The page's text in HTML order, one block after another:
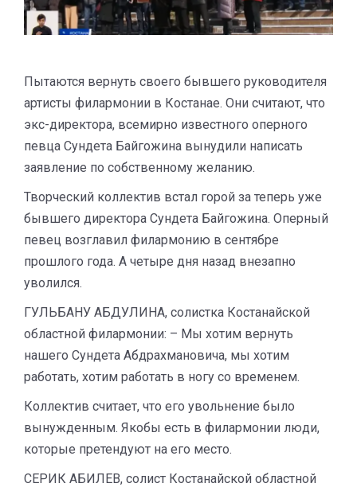
Пытаются вернуть своего бывшего руководителя
артисты филармонии в Костанае. Они считают, что
экс-директора, всемирно известного оперного
певца Сундета Байгожина вынудили написать
заявление по собственному желанию.
Творческий коллектив встал горой за теперь уже
бывшего директора Сундета Байгожина. Оперный
певец возглавил филармонию в сентябре
прошлого года. А четыре дня назад внезапно
уволился.
ГУЛЬБАНУ АБДУЛИНА, солистка Костанайской
областной филармонии: – Мы хотим вернуть
нашего Сундета Абдрахмановича, мы хотим
работать, хотим работать в ногу со временем.
Коллектив считает, что его увольнение было
вынужденным. Якобы есть в филармонии люди,
которые претендуют на его место.
СЕРИК АБИЛЕВ, солист Костанайской областной